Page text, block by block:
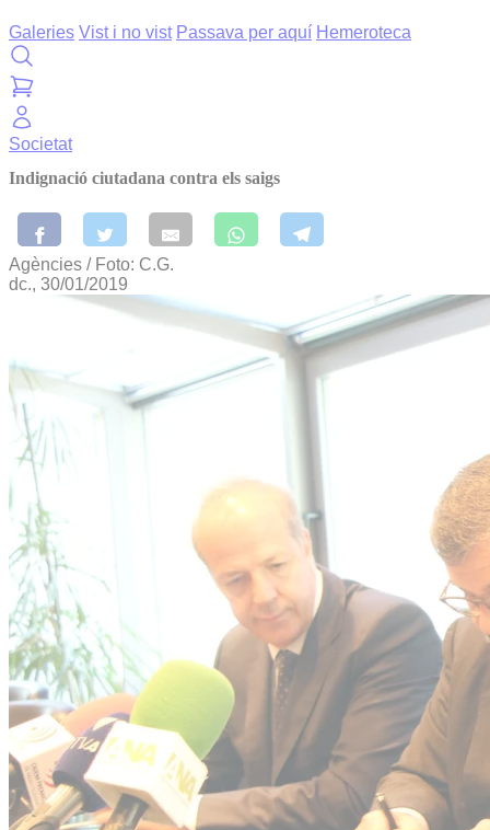
Galeries Vist i no vist Passava per aquí Hemeroteca
Societat
Indignació ciutadana contra els saigs
Agències / Foto: C.G.
dc., 30/01/2019